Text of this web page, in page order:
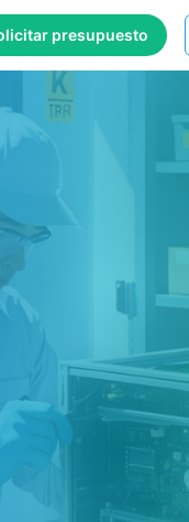
presupuesto